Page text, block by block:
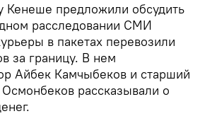
Кенеше предложили обсудить
расследовании СМИ
в пакетах перевозили
за границу. В нем
Айбек Камчыбеков и старший
рассказывали о